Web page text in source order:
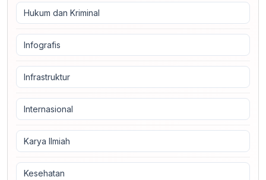
Hukum dan Kriminal
Infografis
Infrastruktur
Internasional
Karya Ilmiah
Kesehatan